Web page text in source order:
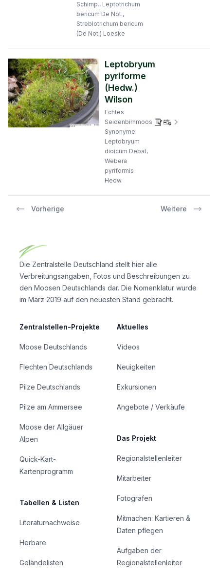
Schimp., Leptotrichum
bericum De Not.,
Streblotrichum bericum
(De Not.) Loeske
Leptobryum
pyriforme
(Hedw.)
Wilson
Echtes
Seidenbirnmoos
Synonyme:
Leptobryum
dioicum Debat,
Webera
pyriformis
Hedw.
Vorherige Weitere
Die Zentralstelle Deutschland stellt hier alle
Verbreitungsangaben, Fotos und Beschreibungen zu
den Moosen Deutschlands dar. Die Nomenklatur wurde
im März 2019 auf den neuesten Stand gebracht.
Zentralstellen-Projekte
Moose Deutschlands
Flechten Deutschlands
Pilze Deutschlands
Pilze am Ammersee
Moose der Allgäuer
Alpen
Quick-Kart-
Kartenprogramm
Tabellen & Listen
Literaturnachweise
Herbare
Geländelisten
Aktuelles
Videos
Neuigkeiten
Exkursionen
Angebote / Verkäufe
Das Projekt
Regionalstellenleiter
Mitarbeiter
Fotografen
Mitmachen: Kartieren &
Daten pflegen
Aufgaben der
Regionalstellenleiter